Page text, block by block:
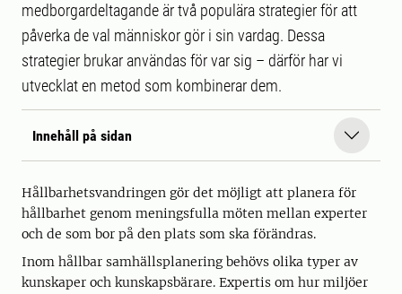
medborgardeltagande är två populära strategier för att
påverka de val människor gör i sin vardag. Dessa
strategier brukar användas för var sig – därför har vi
utvecklat en metod som kombinerar dem.
Innehåll på sidan
Hållbarhetsvandringen gör det möjligt att planera för
hållbarhet genom meningsfulla möten mellan experter
och de som bor på den plats som ska förändras.
Inom hållbar samhällsplanering behövs olika typer av
kunskaper och kunskapsbärare. Expertis om hur miljöer